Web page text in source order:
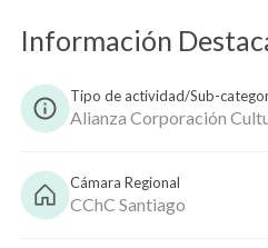
Información
Tipo de actividad/Sub-
Alianza Corporación
Cámara Regional
CChC Santiago